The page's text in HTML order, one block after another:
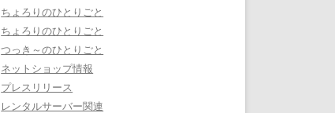
ちょろりのひとりごと
ちょろりのひとりごと
つっき～のひとりごと
ネットショップ情報
プレスリリース
レンタルサーバー関連